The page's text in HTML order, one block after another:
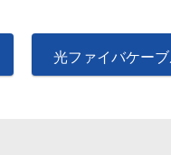
光ファイバケー